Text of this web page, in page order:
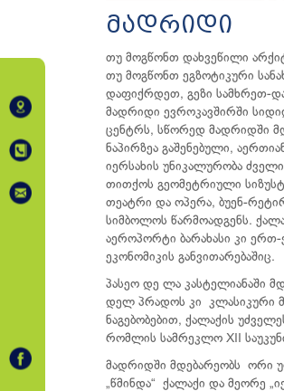
მადრიდი
თუ მოგწონთ დახვეწილი
თუ მოგწონთ ეგზოტიკური
დაფიქრდეთ, გეზი სამხრეთ-
მადრიდი ევროკავშირში
ცენტრს, სწორედ მადრიდში
ნაპირზეა გაშენებული,
იერსახის უნიკალურობა
თითქოს გეომეტრიული
თეატრი და ოპერა, ბუენ-
სიმბოლოს წარმოადგენს.
აეროპორტი ბარახასი კი
ეკონომიკის განვითარებაშიც.
პასეო დე ლა კასტელიანაში
დელ პრადოს კი კლასიკური
ნაგებობებით, ქალაქის
რომლის სამრეკლო XII
მადრიდში მდებარეობს ორი
„წმინდა“ ქალაქი და მეორე